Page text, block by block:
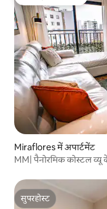
Miraflores में अपार्टमेंट
MM| पैनोरमिक कोस्टल व्यू
सुपरहोस्ट
सुपरहोस्ट